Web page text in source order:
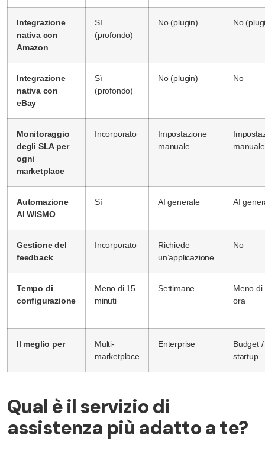
Integrazione
nativa con
Amazon
Sì
(profondo)
No (plugin) No
Integrazione
nativa con
eBay
Sì
(profondo)
No (plugin) No
Monitoraggio
degli SLA per
ogni
marketplace
Incorporato
Impostazione
manuale
manuale
Automazione
AI WISMO
Sì AI generale AI
Gestione del
feedback
Incorporato
Richiede
un’applicazione
No
Tempo di
configurazione
Meno di 15
minuti
Settimane
Meno di
ora
Il meglio per
Multi-
marketplace
Enterprise
Budget /
startup
Qual è il servizio di
assistenza più adatto a te?